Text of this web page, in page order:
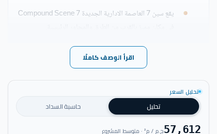
يقع سين 7 العاصمة الادارية الجديدة Compound Scene 7
موقع سين 7 قريب من المشروعات والكمبوندات الهامة
والكبيرة في العاصمة الإدارية.
الموقع قريب من الحي الحكومي والحي الدبلوماسي، وعلى
اقرأ الوصف كاملًا
تحليل السعر
تحليل حاسبة السداد
57,612ج.م / م² · متوسط المشروع